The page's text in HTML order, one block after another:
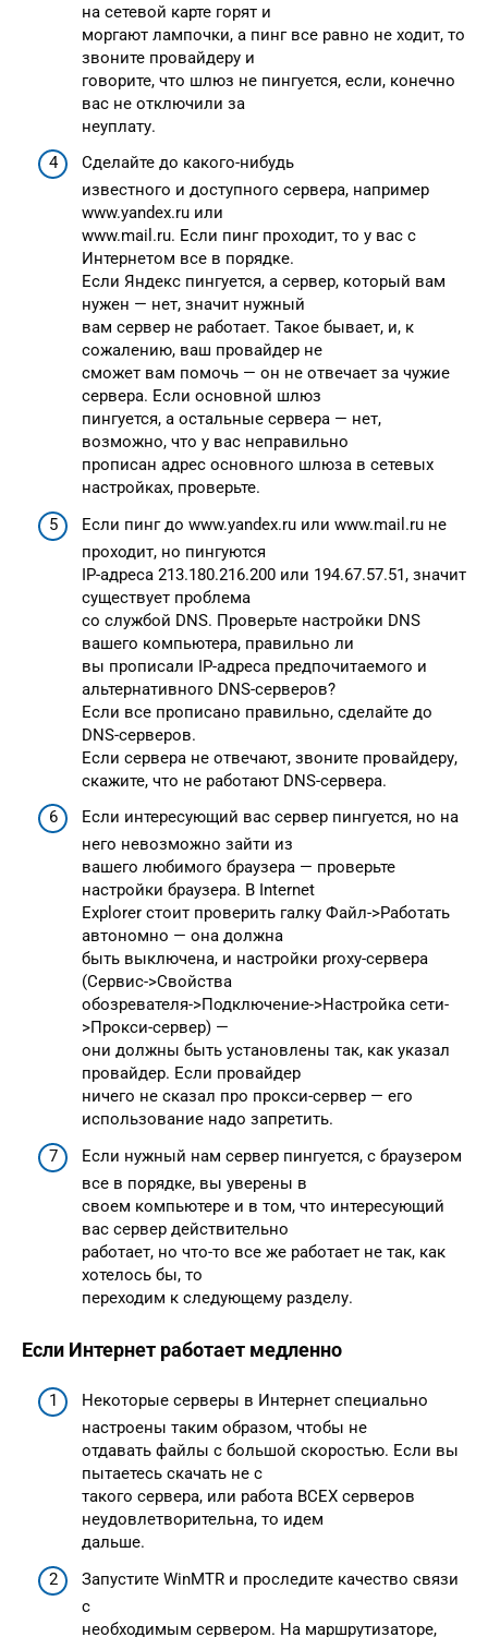
на сетевой карте горят и
моргают лампочки, а пинг все равно не ходит, то
звоните провайдеру и
говорите, что шлюз не пингуется, если, конечно
вас не отключили за
неуплату.
Сделайте до какого-нибудь
известного и доступного сервера, например
www.yandex.ru или
www.mail.ru. Если пинг проходит, то у вас с
Интернетом все в порядке.
Если Яндекс пингуется, а сервер, который вам
нужен — нет, значит нужный
вам сервер не работает. Такое бывает, и, к
сожалению, ваш провайдер не
сможет вам помочь — он не отвечает за чужие
сервера. Если основной шлюз
пингуется, а остальные сервера — нет,
возможно, что у вас неправильно
прописан адрес основного шлюза в сетевых
настройках, проверьте.
Если пинг до www.yandex.ru или www.mail.ru не
проходит, но пингуются
IP-адреса 213.180.216.200 или 194.67.57.51, значит
существует проблема
со службой DNS. Проверьте настройки DNS
вашего компьютера, правильно ли
вы прописали IP-адреса предпочитаемого и
альтернативного DNS-серверов?
Если все прописано правильно, сделайте до
DNS-серверов.
Если сервера не отвечают, звоните провайдеру,
скажите, что не работают DNS-сервера.
Если интересующий вас сервер пингуется, но на
него невозможно зайти из
вашего любимого браузера — проверьте
настройки браузера. В Internet
Explorer стоит проверить галку Файл->Работать
автономно — она должна
быть выключена, и настройки proxy-сервера
(Сервис->Свойства
обозревателя->Подключение->Настройка сети-
>Прокси-сервер) —
они должны быть установлены так, как указал
провайдер. Если провайдер
ничего не сказал про прокси-сервер — его
использование надо запретить.
Если нужный нам сервер пингуется, с браузером
все в порядке, вы уверены в
своем компьютере и в том, что интересующий
вас сервер действительно
работает, но что-то все же работает не так, как
хотелось бы, то
переходим к следующему разделу.
Если Интернет работает медленно
Некоторые серверы в Интернет специально
настроены таким образом, чтобы не
отдавать файлы с большой скоростью. Если вы
пытаетесь скачать не с
такого сервера, или работа ВСЕХ серверов
неудовлетворительна, то идем
дальше.
Запустите WinMTR и проследите качество связи
с
необходимым сервером. На маршрутизаторе,